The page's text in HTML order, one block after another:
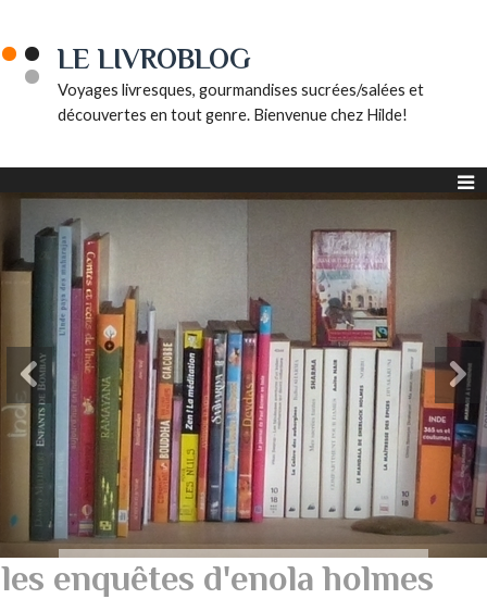
LE LIVROBLOG
Voyages livresques, gourmandises sucrées/salées et
découvertes en tout genre. Bienvenue chez Hilde!
les enquêtes d'enola holmes